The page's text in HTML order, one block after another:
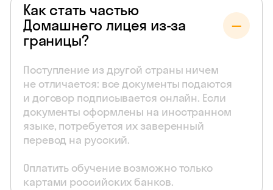
Как стать частью
Домашнего лицея из-за
границы?
Поступление из другой страны ничем
не отличается: все документы подаются
и договор подписывается онлайн. Если
документы оформлены на иностранном
языке, потребуется их заверенный
перевод на русский.
Оплатить обучение возможно только
картами российских банков.